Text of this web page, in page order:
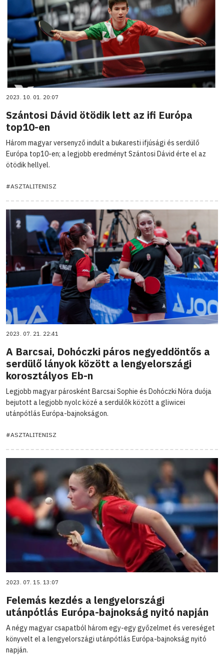
2023. 10. 01. 20:07
Szántosi Dávid ötödik lett az ifi Európa
top10-en
Három magyar versenyző indult a bukaresti ifjúsági és serdülő
Európa top10-en; a legjobb eredményt Szántosi Dávid érte el az
ötödik hellyel.
#ASZTALITENISZ
2023. 07. 21. 22:41
A Barcsai, Dohóczki páros negyeddöntős a
serdülő lányok között a lengyelországi
korosztályos Eb-n
Legjobb magyar párosként Barcsai Sophie és Dohóczki Nóra duója
bejutott a legjobb nyolc közé a serdülők között a gliwicei
utánpótlás Európa-bajnokságon.
#ASZTALITENISZ
2023. 07. 15. 13:07
Felemás kezdés a lengyelországi
utánpótlás Európa-bajnokság nyitó napján
A négy magyar csapatból három egy-egy győzelmet és vereséget
könyvelt el a lengyelországi utánpótlás Európa-bajnokság nyitó
napján.